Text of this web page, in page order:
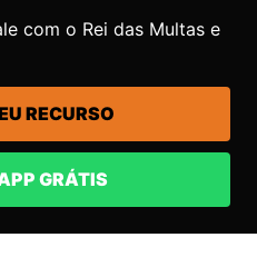
com o Rei das Multas e
RECURSO
GRÁTIS